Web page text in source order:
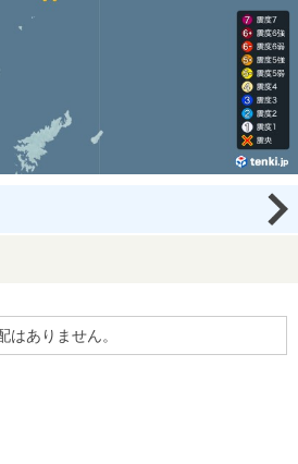
はありません。